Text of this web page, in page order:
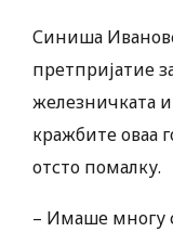
Синиша
претпријатие
железничката
кражбите оваа
отсто помалку.
– Имаше многу